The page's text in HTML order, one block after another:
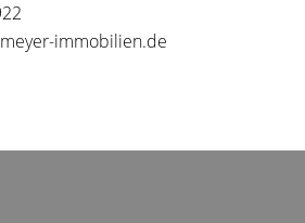
immobilien.de